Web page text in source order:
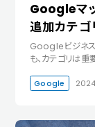
Googleマ
追加カテ
Googleビジネス
も、カテゴリは
Google